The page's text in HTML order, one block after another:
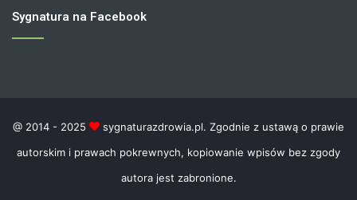
Sygnatura na Facebook
@ 2014 - 2025
sygnaturazdrowia.pl. Zgodnie z ustawą o prawie
autorskim i prawach pokrewnych, kopiowanie wpisów bez zgody
autora jest zabronione.